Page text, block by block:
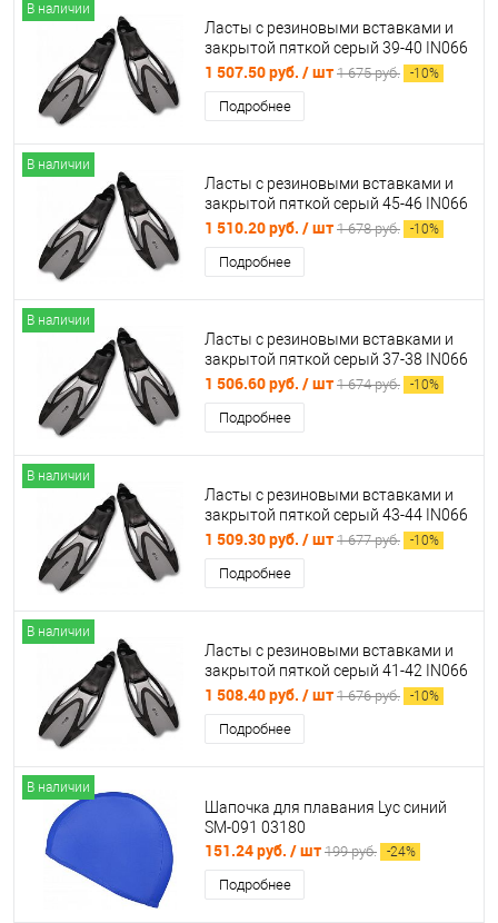
В наличии
Ласты с резиновыми вставками и
закрытой пяткой серый 39-40 IN066
27820
1 507.50 руб. / шт 1 675 руб. -10%
Подробнее
В наличии
Ласты с резиновыми вставками и
закрытой пяткой серый 45-46 IN066
27819
1 510.20 руб. / шт 1 678 руб. -10%
Подробнее
В наличии
Ласты с резиновыми вставками и
закрытой пяткой серый 37-38 IN066
27818
1 506.60 руб. / шт 1 674 руб. -10%
Подробнее
В наличии
Ласты с резиновыми вставками и
закрытой пяткой серый 43-44 IN066
27817
1 509.30 руб. / шт 1 677 руб. -10%
Подробнее
В наличии
Ласты с резиновыми вставками и
закрытой пяткой серый 41-42 IN066
27821
1 508.40 руб. / шт 1 676 руб. -10%
Подробнее
В наличии
Шапочка для плавания Lyc синий
SM-091 03180
151.24 руб. / шт 199 руб. -24%
Подробнее